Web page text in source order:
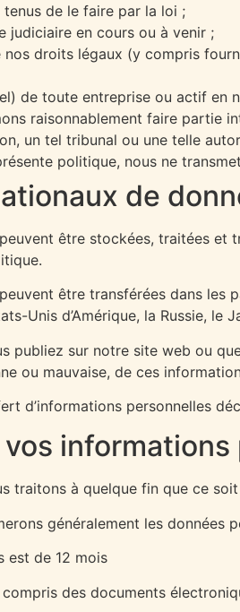
tenus de le faire par la loi ;
judiciaire en cours ou à venir ;
droits légaux (y compris
de toute entreprise ou actif
raisonnablement faire partie
un tel tribunal ou une telle
politique, nous ne
de
être stockées, traitées et
être transférées dans les
Unis d’Amérique, la Russie, le
publiez sur notre site web ou
ou mauvaise, de ces
d’informations personnelles
traitons à quelque fin que ce
généralement les données
est de 12 mois
des documents